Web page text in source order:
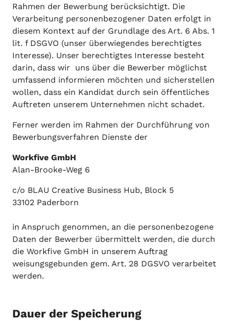
Rahmen der Bewerbung berücksichtigt. Die
Verarbeitung personenbezogener Daten erfolgt in
diesem Kontext auf der Grundlage des Art. 6 Abs. 1
lit. f DSGVO (unser überwiegendes berechtigtes
Interesse). Unser berechtigtes Interesse besteht
darin, dass wir uns über die Bewerber möglichst
umfassend informieren möchten und sicherstellen
wollen, dass ein Kandidat durch sein öffentliches
Auftreten unserem Unternehmen nicht schadet.
Ferner werden im Rahmen der Durchführung von
Bewerbungsverfahren Dienste der
Workfive GmbH
Alan-Brooke-Weg 6
c/o BLAU Creative Business Hub, Block 5
33102 Paderborn​
in Anspruch genommen, an die personenbezogene
Daten der Bewerber übermittelt werden, die durch
die Workfive GmbH in unserem Auftrag
weisungsgebunden gem. Art. 28 DGSVO verarbeitet
werden.
Dauer der Speicherung